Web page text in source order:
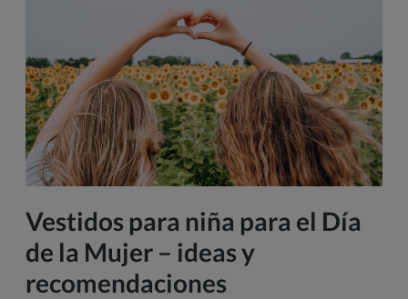
Vestidos para niña para el Día
de la Mujer – ideas y
recomendaciones